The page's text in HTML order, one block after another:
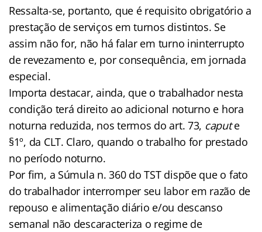
Ressalta-se, portanto, que é requisito obrigatório a
prestação de serviços em turnos distintos. Se
assim não for, não há falar em turno ininterrupto
de revezamento e, por consequência, em jornada
especial.
Importa destacar, ainda, que o trabalhador nesta
condição terá direito ao adicional noturno e hora
noturna reduzida, nos termos do art. 73, capute
§1º, da CLT. Claro, quando o trabalho for prestado
no período noturno.
Por fim, a Súmula n. 360 do TST dispõe que o fato
do trabalhador interromper seu labor em razão de
repouso e alimentação diário e/ou descanso
semanal não descaracteriza o regime de